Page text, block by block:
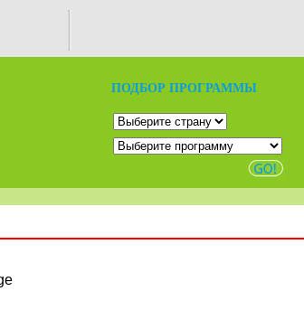
ПОДБОР ПРОГРАММЫ